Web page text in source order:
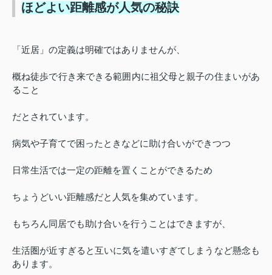
ほどよい距離感が人気の秘訣
「近居」の定義は明確ではありませんが、
概ね徒歩で行き来できる範囲内に祖父母と親子の住まいがあ
ること
だとされています。
病気や子育てで困ったときなどに助け合いができつつ
日常生活では一定の距離を置くことができるため
ちょうどいい距離感だと人気を集めています。
もちろん同居でも助け合いを行うことはできますが、
生活圏が近すぎると互いに気を遣いすぎてしまうなど懸念も
あります。